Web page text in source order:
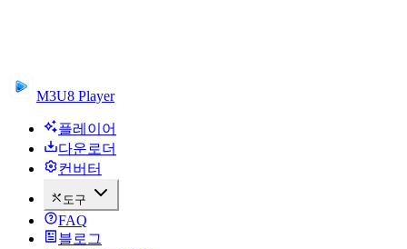
M3U8 Player
플레이어
다운로더
컨버터
도구
FAQ
블로그